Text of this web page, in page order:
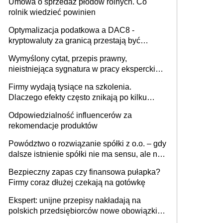
Umowa o sprzedaż płodów rolnych. Co
rolnik wiedzieć powinien
Optymalizacja podatkowa a DAC8 -
kryptowaluty za granicą przestają być
Wymyślony cytat, przepis prawny,
nieistniejąca sygnatura w pracy eksperckiej -
firmie
Firmy wydają tysiące na szkolenia.
Dlaczego efekty często znikają po kilku
Odpowiedzialność influencerów za
rekomendacje produktów
Powództwo o rozwiązanie spółki z o.o. – gdy
dalsze istnienie spółki nie ma sensu, ale nie
Bezpieczny zapas czy finansowa pułapka?
Firmy coraz dłużej czekają na gotówkę
Ekspert: unijne przepisy nakładają na
polskich przedsiębiorców nowe obowiązki w